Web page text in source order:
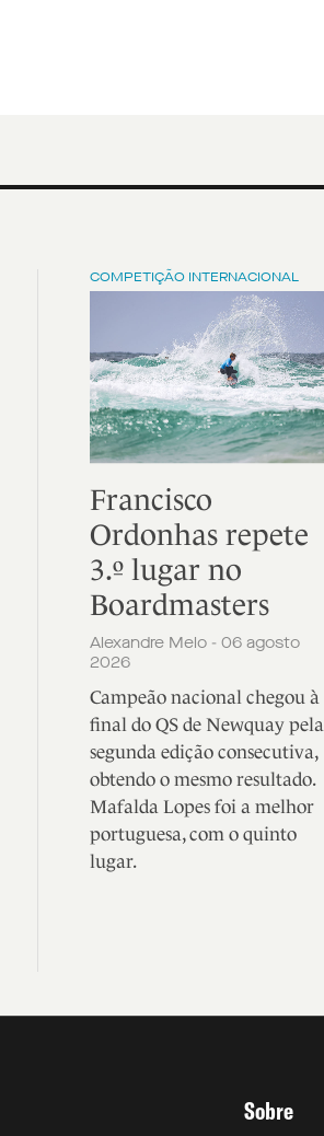
COMPETIÇÃO INTERNACIONAL
Francisco
Ordonhas repete
3.º lugar no
Boardmasters
Alexandre Melo - 06 agosto
2026
Campeão nacional chegou à
final do QS de Newquay pela
segunda edição consecutiva,
obtendo o mesmo resultado.
Mafalda Lopes foi a melhor
portuguesa, com o quinto
lugar.
Sobre